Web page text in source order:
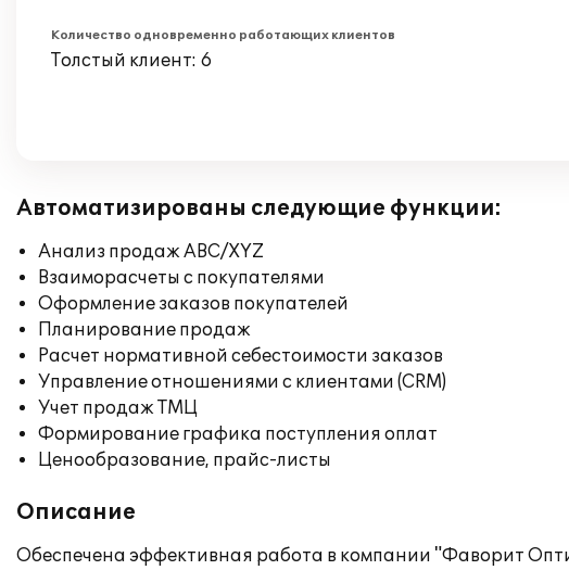
Количество одновременно работающих клиентов
Толстый клиент: 6
Автоматизированы следующие функции:
Анализ продаж ABC/XYZ
Взаиморасчеты с покупателями
Оформление заказов покупателей
Планирование продаж
Расчет нормативной себестоимости заказов
Управление отношениями с клиентами (CRM)
Учет продаж ТМЦ
Формирование графика поступления оплат
Ценообразование, прайс-листы
Описание
Обеспечена эффективная работа в компании "Фаворит